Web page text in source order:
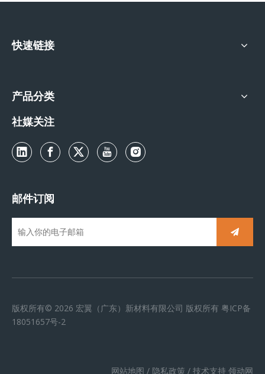
快速链接
产品分类
社媒关注
邮件订阅
版权所有© 2026 宏翼（广东）新材料有限公司 版权所有 粤ICP备
18051657号-2
网站地图 / 隐私政策 / 技术支持 领动网